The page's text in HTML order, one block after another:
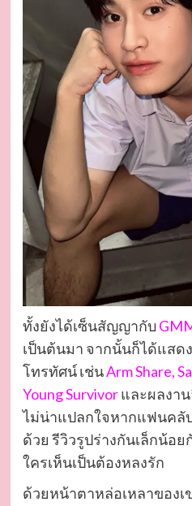
ทั้งยังได้เซ็นสัญญากับ
เป็นต้นมา จากนั้นก็ได้แสด
โทรทัศน์ เช่นArm Share,
Young Survivor และผลงา
ไม่น่าแปลกใจหากแฟนคลั
ด้วย รีวิวรูปร่างกันเล็กน้อย
ใครเห็นเป็นต้องหลงรัก
ด้วยหน้าตาหล่อเหลาของ